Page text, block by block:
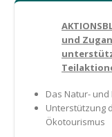
und
Das Natur-
Unterstützung
Ökotourismus